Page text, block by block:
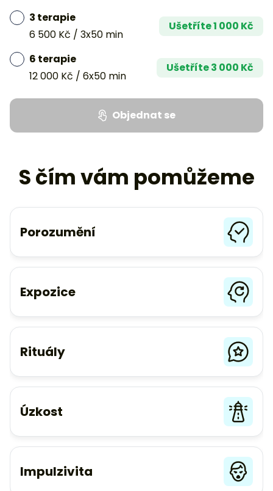
3 terapie
6 500 Kč / 3x50 min
Ušetříte1 000 Kč
6 terapie
12 000 Kč / 6x50 min
Ušetříte3 000 Kč
Objednat se
S čím vám pomůžeme
Porozumění
Expozice
Rituály
Úzkost
Impulzivita